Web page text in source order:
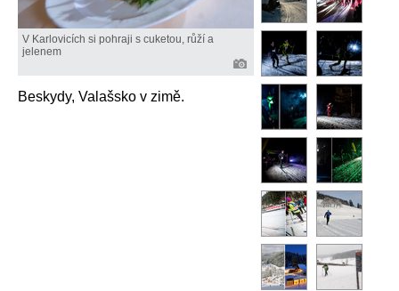
V Karlovicích si pohraji s cuketou, růží a
jelenem
Beskydy, Valašsko v zimě.